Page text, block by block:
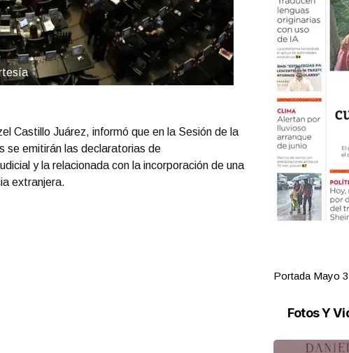
Castillo Juárez, informó que en la Sesión de la
se emitirán las declaratorias de
y la relacionada con la incorporación de una
extranjera.
Portada Mayo 31
Fotos Y